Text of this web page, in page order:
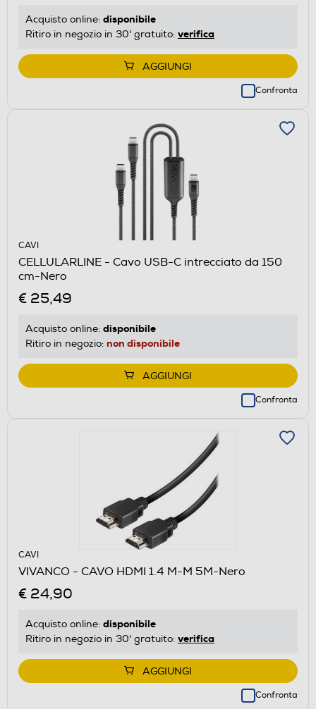
Acquisto online: disponibile
Ritiro in negozio in 30' gratuito: verifica
AGGIUNGI
Confronta
CAVI
CELLULARLINE - Cavo USB-C intrecciato da 150
cm-Nero
€ 25,49
Acquisto online: disponibile
Ritiro in negozio: non disponibile
AGGIUNGI
Confronta
CAVI
VIVANCO - CAVO HDMI 1.4 M-M 5M-Nero
€ 24,90
Acquisto online: disponibile
Ritiro in negozio in 30' gratuito: verifica
AGGIUNGI
Confronta